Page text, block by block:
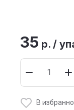
35 р. /
В